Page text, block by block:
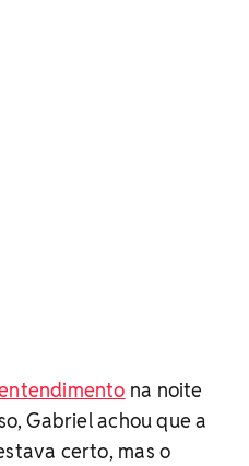
na noite
Gabriel achou que a
certo, mas o